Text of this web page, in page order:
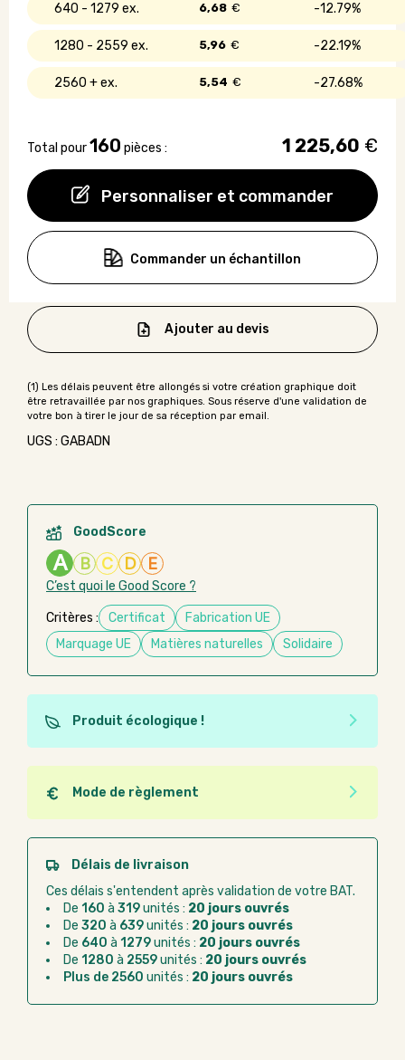
Personnaliser et commander
640 - 1279 12.79%
6,68 €
1280 - 2559 22.19%
5,96 €
2560 + 27.68%
5,54 €
Total pour160 pièces : 1 225,60 €
Commander un échantillon
Ajouter au devis
UGS : GABADN
GoodScore
A B C D E
C’est quoi le Good Score ?
Critères : Certificat
Fabrication UE
Marquage UE
Matières naturelles Solidaire
Produit écologique !
Ce produit est éco-conçu, il a été fabriqué à partir de
matériaux recyclés ou recyclables. Ces produits
peuvent plus facilement obtenir une seconde vie
après utilisation. L'origine de fabrication du produit
n'entre pas dans les critères d'éco-conception.
Mode de règlement
Quel que soit le mode de règlement, vous pouvez
passer commande en ligne sur Good Act.
Paiement CB :paiement sécurisé par carte
Virement bancaire :règlement sur facture
après la commande
Chorus Pro :règlement par mandat
administratif après la commande
Délais de livraison
Ces délais s'entendent après validation de votre BAT.
De 160 à 319unités : 20 jours ouvrés
De 320 à 639unités : 20 jours ouvrés
De 640 à 1279unités : 20 jours ouvrés
De 1280 à 2559unités : 20 jours ouvrés
Plus de 2560 unités : 20 jours ouvrés